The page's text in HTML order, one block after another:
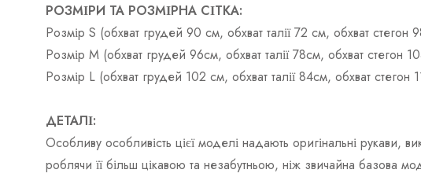
РОЗМІРИ ТА РОЗМІРНА СІТКА:
Розмір S (обхват грудей 90 см, обхват талії 72 см, обхват
Розмір М (обхват грудей 96см, обхват талії 78см, обхват
Розмір L (обхват грудей 102 см, обхват талії 84см, обхват
ДЕТАЛІ:
Особливу особливість цієї моделі надають оригінальні рукави,
роблячи її більш цікавою та незабутньою, ніж звичайна базова